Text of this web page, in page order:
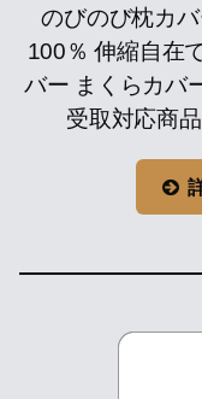
のびのび枕カ
100％ 伸縮自在
バー まくらカバ
受取対応商